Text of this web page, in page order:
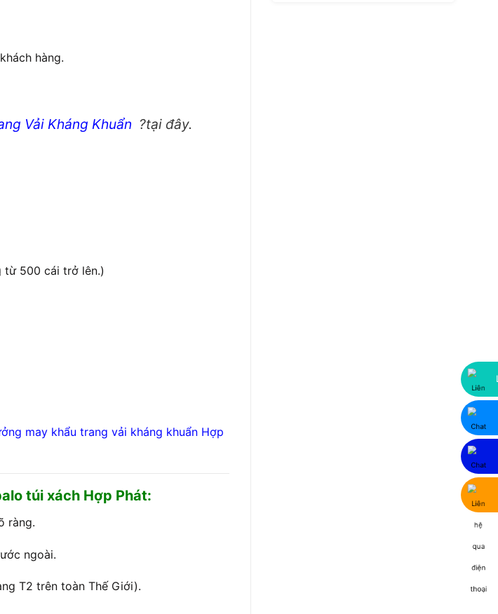
hàng.
Vải Kháng Khuẩn ?tại đây.
từ 500 cái trở lên.)
may khẩu trang vải kháng khuẩn Hợp
túi xách Hợp Phát:
ràng.
ngoài.
T2 trên toàn Thế Giới).